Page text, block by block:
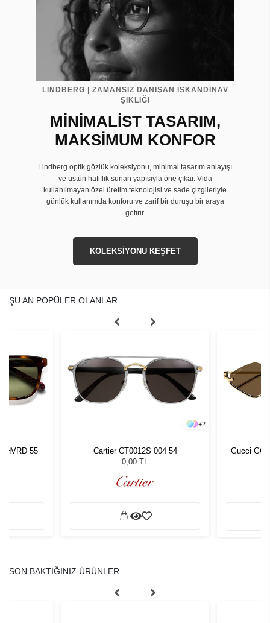
LINDBERG | ZAMANSIZ DANIŞAN İSKANDİNAV
ŞIKLIĞI
MİNİMALİST TASARIM,
MAKSİMUM KONFOR
Lindberg optik gözlük koleksiyonu, minimal tasarım anlayışı
ve üstün hafiflik sunan yapısıyla öne çıkar. Vida
kullanılmayan özel üretim teknolojisi ve sade çizgileriyle
günlük kullanımda konforu ve zarif bir duruşu bir araya
getirir.
KOLEKSİYONU KEŞFET
ŞU AN POPÜLER OLANLAR
HVRD 55
+2
Cartier CT0012S 004 54
0,00 TL
Gucci
SON BAKTIĞINIZ ÜRÜNLER